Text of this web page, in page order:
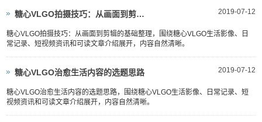
2019-07-12
糖心VLGO拍摄技巧：从画面到剪辑的基础整理
糖心VLGO拍摄技巧：从画面到剪辑的基础整理，围绕糖心VLGO生活影像、日
常记录、短视频资讯和可读文章介绍展开，内容自然清晰。
2019-07-12
糖心VLGO治愈生活内容的选题思路
糖心VLGO治愈生活内容的选题思路，围绕糖心VLGO生活影像、日常记录、短
视频资讯和可读文章介绍展开，内容自然清晰。